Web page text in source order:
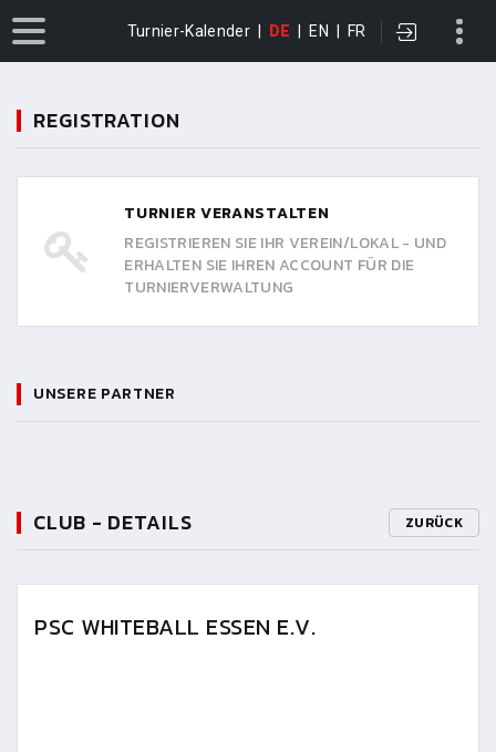
Turnier-Kalender DE EN FR
REGISTRATION
TURNIER VERANSTALTEN
REGISTRIEREN SIE IHR VEREIN/LOKAL - UND
ERHALTEN SIE IHREN ACCOUNT FÜR DIE
TURNIERVERWALTUNG
UNSERE PARTNER
CLUB - DETAILS ZURÜCK
PSC WHITEBALL ESSEN E.V.